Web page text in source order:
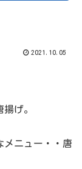
2021.10.05
げ。
メニュー・・唐